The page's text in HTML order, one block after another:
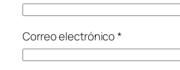
Correo electrónico*